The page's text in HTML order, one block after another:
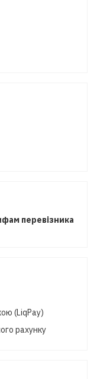
перевізника
(LiqPay)
рахунку